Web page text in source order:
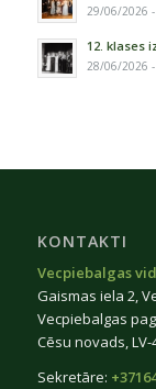
29/06/2026
12. klases
28/06/2026 -
KONTAKTI
Vecpiebalgas
Gaismas iela 2,
Vecpiebalgas
Cēsu novads, LV-
Sekretāre: